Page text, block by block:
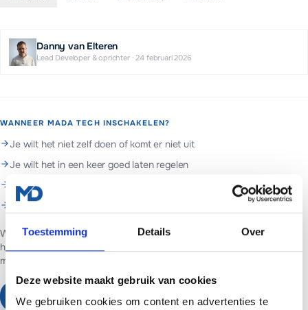
Toestemming Details Over
Deze website maakt gebruik van cookies
We gebruiken cookies om content en advertenties te
Danny van Elteren
Lead Developer & oprichter·24 februari 2026
WANNEER MADA TECH INSCHAKELEN?
Je wilt het niet zelf doen of komt er niet uit
Je wilt het in een keer goed laten regelen
Je wilt doorlopend beheer en support
Web- en marketingpartner in Assen. Websites voor ondernemers in
heel Nederland.
managed hosting en basis SEO.
Plan een vrijblijvend gesprek